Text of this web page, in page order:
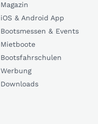
Magazin
iOS & Android App
Bootsmessen & Events
Mietboote
Bootsfahrschulen
Werbung
Downloads